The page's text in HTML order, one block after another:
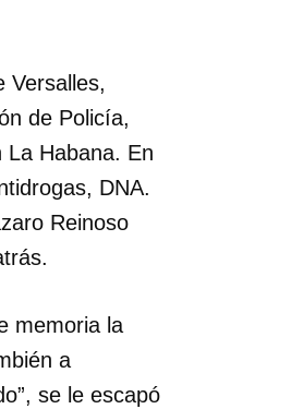
Versalles,
de Policía,
La Habana. En
DNA.
Reinoso
memoria la
a
se le escapó